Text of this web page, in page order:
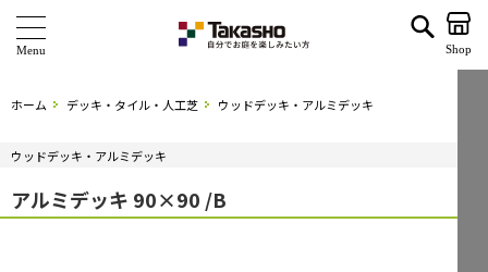
海外ブランド・シリーズ
Shop
ホーム デッキ・タイル・人工芝 ウッドデッキ・アルミデッキ
ウッドデッキ・アルミデッキ
アルミデッキ 90×90 /B